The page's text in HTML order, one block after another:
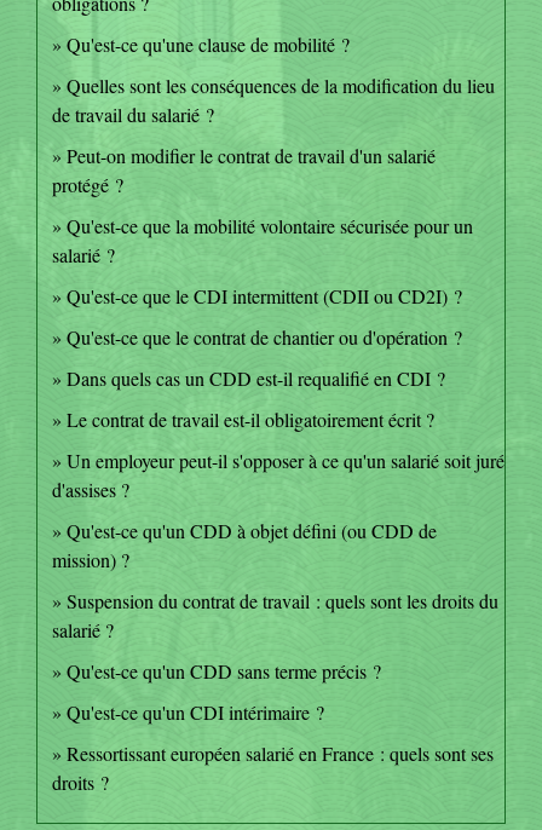
Qu'est-ce qu'une clause de mobilité ?
Quelles sont les conséquences de la modification du lieu
de travail du salarié ?
Peut-on modifier le contrat de travail d'un salarié
protégé ?
Qu'est-ce que la mobilité volontaire sécurisée pour un
salarié ?
Qu'est-ce que le CDI intermittent (CDII ou CD2I) ?
Qu'est-ce que le contrat de chantier ou d'opération ?
Dans quels cas un CDD est-il requalifié en CDI ?
Le contrat de travail est-il obligatoirement écrit ?
Un employeur peut-il s'opposer à ce qu'un salarié soit juré
d'assises ?
Qu'est-ce qu'un CDD à objet défini (ou CDD de
mission) ?
Suspension du contrat de travail : quels sont les droits du
salarié ?
Qu'est-ce qu'un CDD sans terme précis ?
Qu'est-ce qu'un CDI intérimaire ?
Ressortissant européen salarié en France : quels sont ses
droits ?